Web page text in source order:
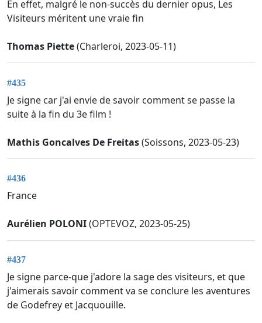
En effet, malgré le non-succès du dernier opus, Les
Visiteurs méritent une vraie fin
Thomas Piette(Charleroi, 2023-05-11)
#435
Je signe car j'ai envie de savoir comment se passe la
suite à la fin du 3e film !
Mathis Goncalves De Freitas(Soissons, 2023-05-23)
#436
France
Aurélien POLONI(OPTEVOZ, 2023-05-25)
#437
Je signe parce-que j'adore la sage des visiteurs, et que
j'aimerais savoir comment va se conclure les aventures
de Godefrey et Jacquouille.